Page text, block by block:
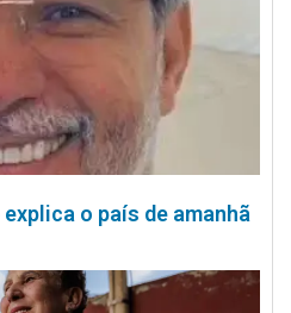
o país de amanhã